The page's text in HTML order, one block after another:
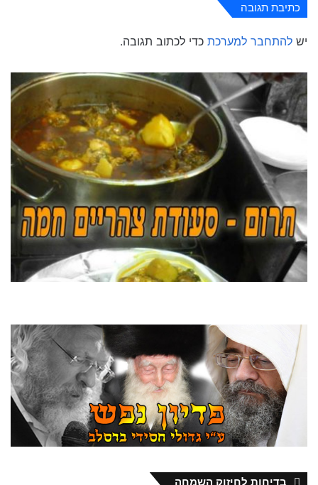
כתיבת תגובה
יש להתחבר למערכת כדי לכתוב תגובה.
בדיחות לחיזוק השמחה